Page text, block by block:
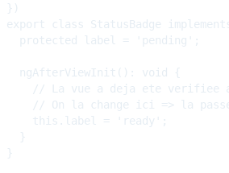
})
export class StatusBadge
  protected label = 'pending';
  ngAfterViewInit(): void {
// La vue a deja ete verifiee
// On la change ici => la
    this.label = 'ready';
  }